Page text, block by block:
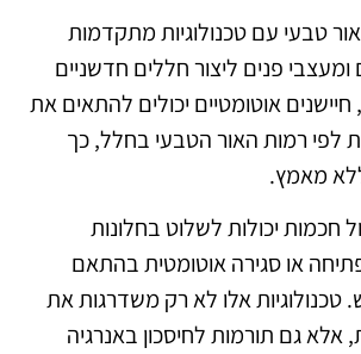
טבעי עם טכנולוגיות מתקדמות
פנים ליצור חללים חדשניים
אוטומטיים יכולים להתאים את
לפי רמות האור הטבעי בחלל, כך
מאמץ.
חכמות יכולות לשלוט בחלונות
או סגירה אוטומטית בהתאם
טכנולוגיות אלו לא רק משדרגות את
אלא גם תורמות לחיסכון באנרגיה